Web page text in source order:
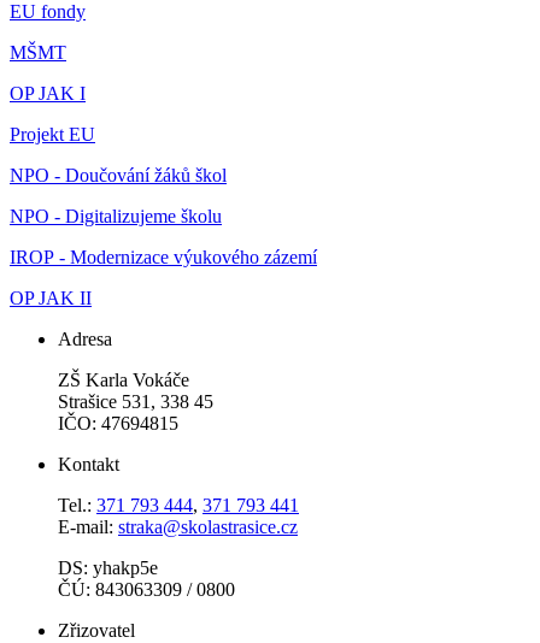
EU fondy
MŠMT
OP JAK I
Projekt EU
NPO - Doučování žáků škol
NPO - Digitalizujeme školu
IROP - Modernizace výukového zázemí
OP JAK II
Adresa
ZŠ Karla Vokáče
Strašice 531, 338 45
IČO: 47694815
Kontakt
Tel.: 371 793 444, 371 793 441
E-mail: straka@skolastrasice.cz
DS: yhakp5e
ČÚ: 843063309 / 0800
Zřizovatel